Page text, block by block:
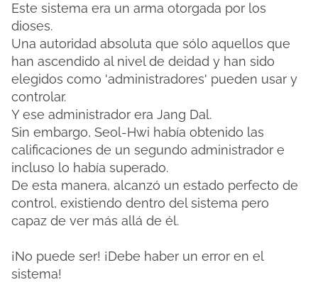
Este sistema era un arma otorgada por los
dioses.
Una autoridad absoluta que sólo aquellos que
han ascendido al nivel de deidad y han sido
elegidos como 'administradores' pueden usar y
controlar.
Y ese administrador era Jang Dal.
Sin embargo, Seol-Hwi había obtenido las
calificaciones de un segundo administrador e
incluso lo había superado.
De esta manera, alcanzó un estado perfecto de
control, existiendo dentro del sistema pero
capaz de ver más allá de él.
¡No puede ser! ¡Debe haber un error en el
sistema!